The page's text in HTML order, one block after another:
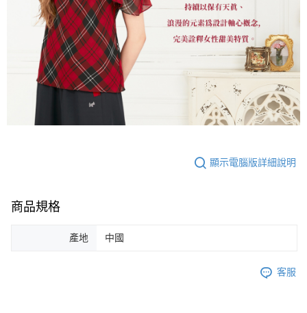
顯示電腦版詳細說明
商品規格
產地 中國
客服